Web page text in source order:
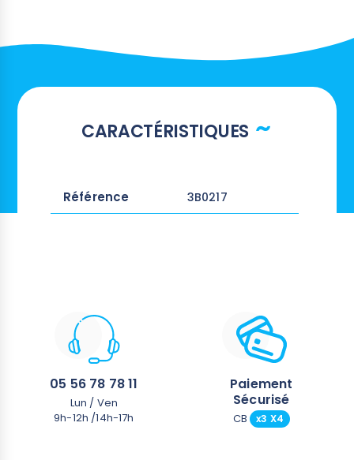
CARACTÉRISTIQUES
Référence 3B0217
05 56 78 78 11
Lun / Ven
9h-12h /14h-17h
Paiement
Sécurisé
CB x3 X4